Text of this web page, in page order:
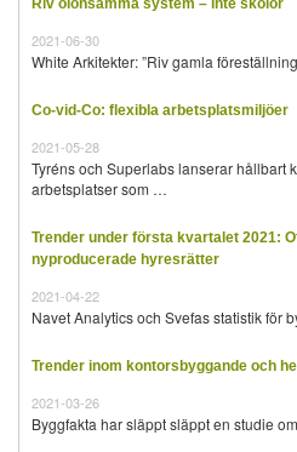
Riv olönsamma system – inte skolor
2021-06-30
White Arkitekter: ”Riv gamla
Co-vid-Co: flexibla arbetsplatsmiljöer
2021-05-28
Tyréns och Superlabs lanserar hållbart
arbetsplatser som …
Trender under första kvartalet 2021:
nyproducerade hyresrätter
2021-04-22
Navet Analytics och Svefas statistik för
Trender inom kontorsbyggande och
2021-03-26
Byggfakta har släppt släppt en studie